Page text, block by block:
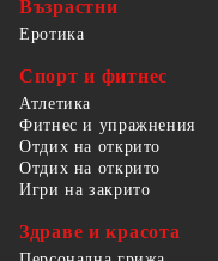
Възрастни
Еротика
Спорт и фитнес
Атлетика
Фитнес и упражнения
Отдих на открито
Отдих на открито
Игри на закрито
Здраве и красота